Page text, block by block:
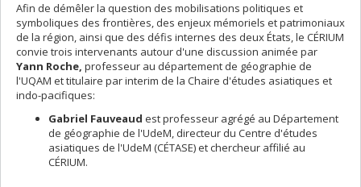
Afin de démêler la question des mobilisations politiques et
symboliques des frontières, des enjeux mémoriels et patrimoniaux
de la région, ainsi que des défis internes des deux États, le CÉRIUM
convie trois intervenants autour d'une discussion animée par
Yann Roche, professeur au département de géographie de
l'UQAM et titulaire par interim de la Chaire d'études asiatiques et
indo-pacifiques:
Gabriel Fauveaud est professeur agrégé au Département
de géographie de l'UdeM, directeur du Centre d'études
asiatiques de l'UdeM (CÉTASE) et chercheur affilié au
CÉRIUM.